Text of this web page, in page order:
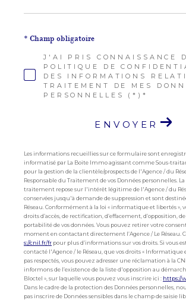
J'AI PRIS CONNAISSANCE
POLITIQUE DE
DES INFORMATIONS
TRAITEMENT DE MES
PERSONNELLES (*)*
* Champ obligatoire
ENVOYER
Les informations recueillies sur ce formulaire sont
informatisé par La Boite Immo agissant comme Sous-
pour la gestion de la clientèle/prospects de l'Agence / du
Responsable du Traitement de vos Données personnelles. La
traitement repose sur l'intérêt légitime de l'Agence / du
conservées jusqu'à demande de suppression et sont
Réseau. Conformément à la loi « informatique et libertés »,
droits d’accès, de rectification, d’effacement, d’opposition,
portabilité de vos données. Vous pouvez retirer votre
moment en contactant directement l’Agence / Le Réseau.
s://cnil.fr/fr pour plus d’informations sur vos droits. Si vous
contacté l'Agence / le Réseau, que vos droits « Informatique
pas respectés, vous pouvez adresser une réclamation à la
informons de l’existence de la liste d'opposition au
Bloctel », sur laquelle vous pouvez vous inscrire ici : https://
Dans le cadre de la protection des Données personnelles,
pas inscrire de Données sensibles dans le champ de saisie